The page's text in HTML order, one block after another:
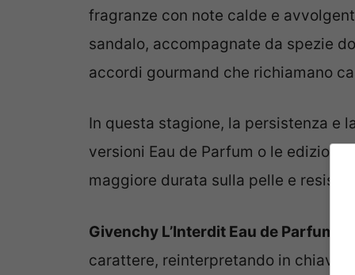
fragranze con note calde e
sandalo, accompagnate da spezie
accordi gourmand che richiamano
In questa stagione, la persistenza e
versioni Eau de Parfum o le edizioni
maggiore durata sulla pelle e
Givenchy L’Interdit Eau de Parfum
carattere, reinterpretando in chiave